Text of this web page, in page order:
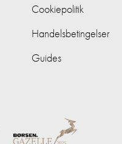
Cookiepolitik
Handelsbetingelser
Guides